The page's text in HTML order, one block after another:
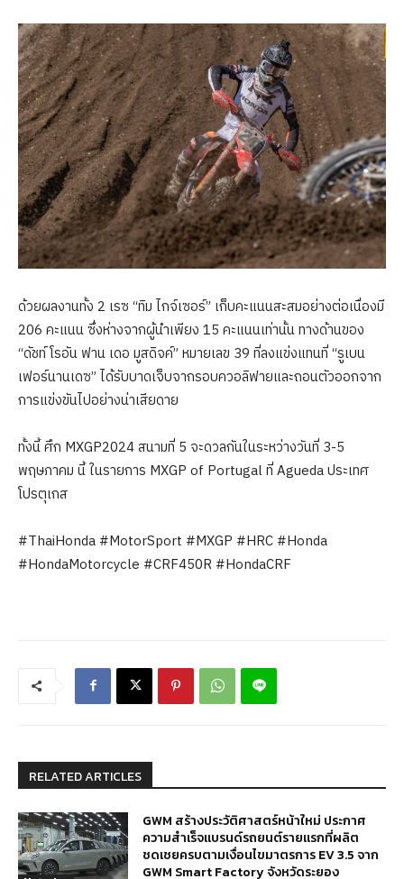
ด้วยผลงานทั้ง 2 เรซ “ทิม ไกจ์เซอร์” เก็บคะแนนสะสมอย่างต่อเนื่องมี
206 คะแนน ซึ่งห่างจากผู้นำเพียง 15 คะแนนเท่านั้น ทางด้านของ
“ดัชท์ โรอัน ฟาน เดอ มูสดิจค์” หมายเลข 39 ที่ลงแข่งแทนที่ “รูเบน
เฟอร์นานเดซ” ได้รับบาดเจ็บจากรอบควอลิฟายและถอนตัวออกจาก
การแข่งขันไปอย่างน่าเสียดาย
ทั้งนี้ ศึก MXGP2024 สนามที่ 5 จะดวลกันในระหว่างวันที่ 3-5
พฤษภาคม นี้ ในรายการ MXGP of Portugal ที่ Agueda ประเทศ
โปรตุเกส
#ThaiHonda #MotorSport #MXGP #HRC #Honda
#HondaMotorcycle #CRF450R #HondaCRF
RELATED ARTICLES
GWM สร้างประวัติศาสตร์หน้าใหม่ ประกาศ
ความสำเร็จแบรนด์รถยนต์รายแรกที่ผลิต
ชดเชยครบตามเงื่อนไขมาตรการ EV 3.5 จาก
GWM Smart Factory จังหวัดระยอง